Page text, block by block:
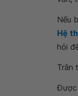
Nếu
Hệ
hỏi
Trân
Được